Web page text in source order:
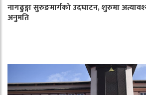
नागढुङ्गा सुरुङमार्गको उदघाटन, शुरुमा
अनुमति